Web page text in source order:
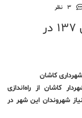
3 نظر
راه اندازی سامانه فوریت‌های 137 در
کاشان از راه‌اندازی
به نیاز شهروندان این شهر در